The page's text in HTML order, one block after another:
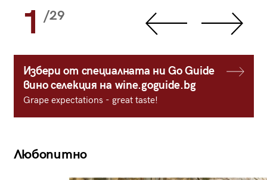
1 /29
Избери от специалната ни Go Guide
вино селекция на wine.goguide.bg
Grape expectations - great taste!
Любопитно